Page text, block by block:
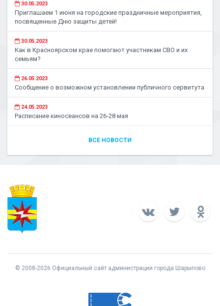
30.05.2023
Приглашаем 1 июня на городские праздничные мероприятия,
посвященные Дню защиты детей!
30.05.2023
Как в Красноярском крае помогают участникам СВО и их
семьям?
26.05.2023
Сообщение о возможном установлении публичного сервитута
24.05.2023
Расписание киносеансов на 26-28 мая
ВСЕ НОВОСТИ
© 2008-2026 Официальный сайт администрации города Шарыпово